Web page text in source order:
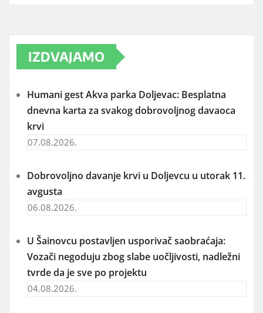
IZDVAJAMO
Humani gest Akva parka Doljevac: Besplatna
dnevna karta za svakog dobrovoljnog davaoca
krvi
07.08.2026.
Dobrovoljno davanje krvi u Doljevcu u utorak 11.
avgusta
06.08.2026.
U Šainovcu postavljen usporivač saobraćaja:
Vozači negoduju zbog slabe uočljivosti, nadležni
tvrde da je sve po projektu
04.08.2026.